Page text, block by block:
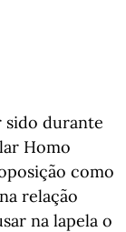
sido durante
Homo
como
relação
na lapela o